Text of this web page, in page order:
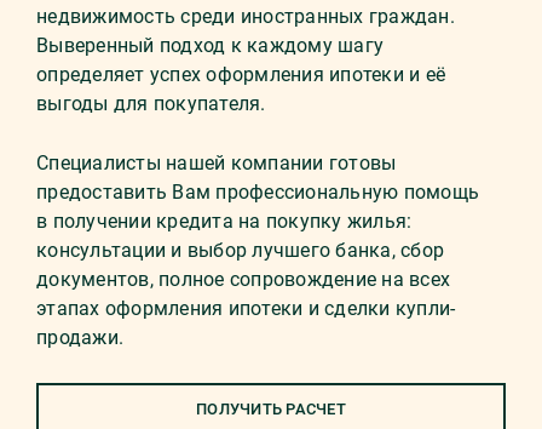
недвижимость среди иностранных граждан.
Выверенный подход к каждому шагу
определяет успех оформления ипотеки и её
выгоды для покупателя.
Специалисты нашей компании готовы
предоставить Вам профессиональную помощь
в получении кредита на покупку жилья:
консультации и выбор лучшего банка, сбор
документов, полное сопровождение на всех
этапах оформления ипотеки и сделки купли-
продажи.
ПОЛУЧИТЬ РАСЧЕТ